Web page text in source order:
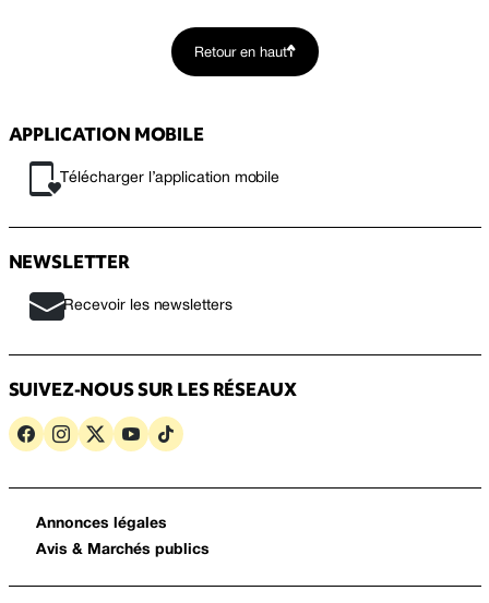
Retour en haut
APPLICATION MOBILE
Télécharger l’application mobile
NEWSLETTER
Recevoir les newsletters
SUIVEZ-NOUS SUR LES RÉSEAUX
Annonces légales
Avis & Marchés publics